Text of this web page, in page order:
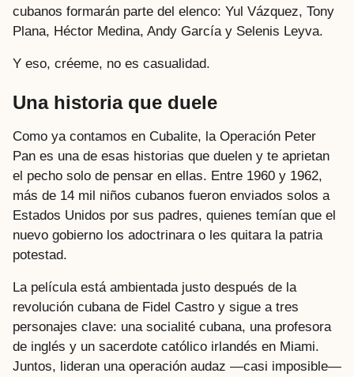
cubanos formarán parte del elenco: Yul Vázquez, Tony
Plana, Héctor Medina, Andy García y Selenis Leyva.
Y eso, créeme, no es casualidad.
Una historia que duele
Como ya contamos en Cubalite, la Operación Peter
Pan es una de esas historias que duelen y te aprietan
el pecho solo de pensar en ellas. Entre 1960 y 1962,
más de 14 mil niños cubanos fueron enviados solos a
Estados Unidos por sus padres, quienes temían que el
nuevo gobierno los adoctrinara o les quitara la patria
potestad.
La película está ambientada justo después de la
revolución cubana de Fidel Castro y sigue a tres
personajes clave: una socialité cubana, una profesora
de inglés y un sacerdote católico irlandés en Miami.
Juntos, lideran una operación audaz —casi imposible—